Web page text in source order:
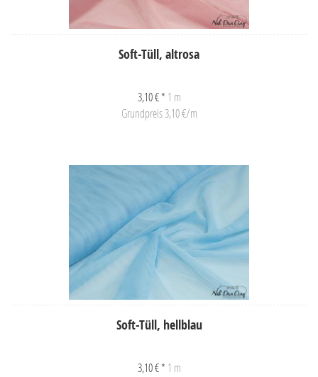
Soft-Tüll, altrosa
3,10 € * 1 m
Grundpreis 3,10 €/m
Soft-Tüll, hellblau
3,10 € * 1 m